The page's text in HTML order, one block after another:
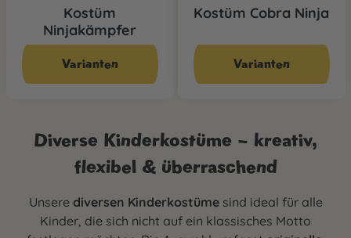
Kostüm
Ninjakämpfer
CHF 19.90* CHF 29.90*
Varianten
Kostüm Cobra Ninja
CHF 19.90* CHF 29.90*
Varianten
Diverse Kinderkostüme – kreativ,
flexibel & überraschend
Unsere diversen Kinderkostümesind ideal für alle
Kinder, die sich nicht auf ein klassisches Motto